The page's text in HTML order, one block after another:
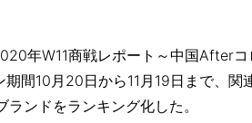
年W11商戦レポート～中国After
間10月20日から11月19日まで、関
ンドをランキング化した。